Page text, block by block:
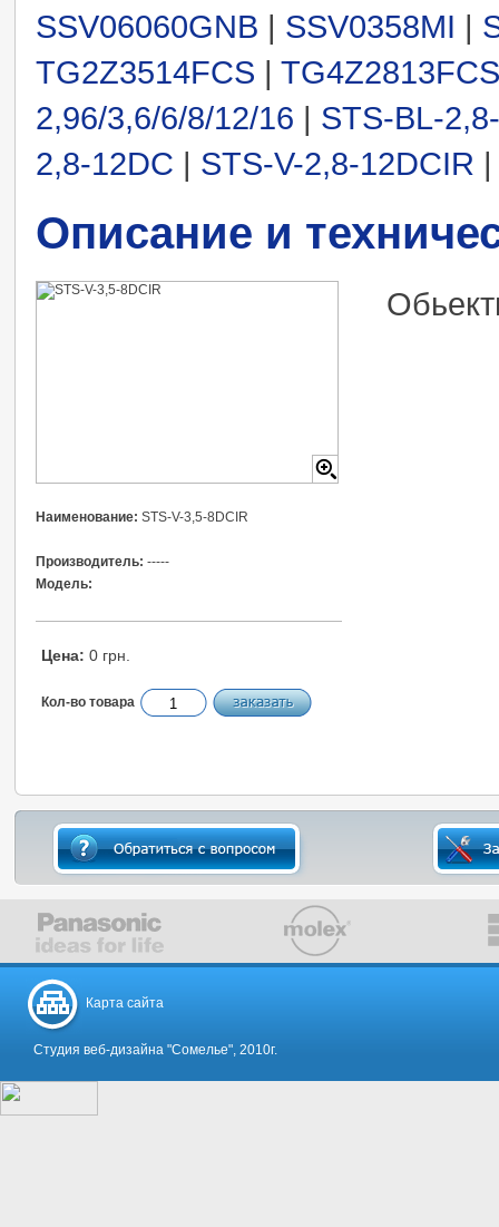
SSV06060GNB | SSV0358MI |
TG2Z3514FCS |
2,96/3,6/6/8/12/16 | STS-BL-
2,8-12DC | STS-V-2,8-12DCIR
Описание и
Наименование: STS-V-3,5-8DCIR
Производитель: -----
Модель:
Цена: 0 грн.
Кол-во товара
Карта сайта
Студия веб-дизайна "Сомелье", 2010г.